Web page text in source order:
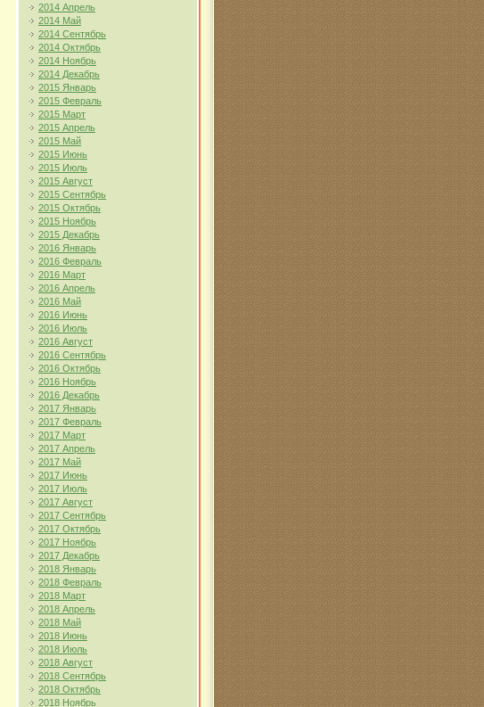
2014 Апрель
2014 Май
2014 Сентябрь
2014 Октябрь
2014 Ноябрь
2014 Декабрь
2015 Январь
2015 Февраль
2015 Март
2015 Апрель
2015 Май
2015 Июнь
2015 Июль
2015 Август
2015 Сентябрь
2015 Октябрь
2015 Ноябрь
2015 Декабрь
2016 Январь
2016 Февраль
2016 Март
2016 Апрель
2016 Май
2016 Июнь
2016 Июль
2016 Август
2016 Сентябрь
2016 Октябрь
2016 Ноябрь
2016 Декабрь
2017 Январь
2017 Февраль
2017 Март
2017 Апрель
2017 Май
2017 Июнь
2017 Июль
2017 Август
2017 Сентябрь
2017 Октябрь
2017 Ноябрь
2017 Декабрь
2018 Январь
2018 Февраль
2018 Март
2018 Апрель
2018 Май
2018 Июнь
2018 Июль
2018 Август
2018 Сентябрь
2018 Октябрь
2018 Ноябрь